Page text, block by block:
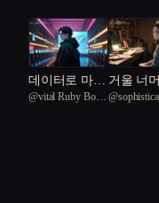
데이터로 마음
을 숨기는 남
@vital Ruby Boa
거울 너
족이 바
@